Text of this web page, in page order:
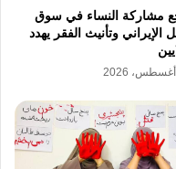
بالذهاب إلى المرحاض إلا بمعدل 3 مرات فقط
انتهاكًا صارخًا
التي تستهدف
معنوياتهم.
من داخل السجن
المعتقلين
مشاركة النساء في سوق
الإيراني وتأنيث الفقر يهدد